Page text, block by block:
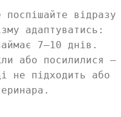
відразу
адаптуватись:
7–10 днів.
або посилилися —
не підходить або